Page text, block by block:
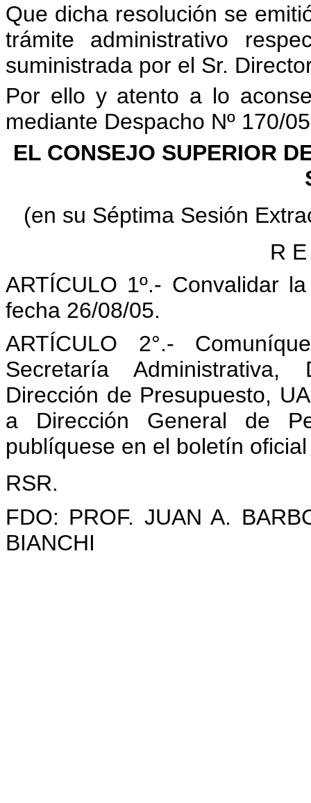
Que dicha resolución se
trámite administrativo
suministrada por el Sr.
Por ello y atento a lo
mediante Despacho Nº 170/
EL CONSEJO SUPERIOR
(en su Séptima Sesión
R
ARTÍCULO 1º.- Convalidar
fecha 26/08/05.
ARTÍCULO 2°.-
Secretaría
Dirección de Presupuesto,
a Dirección General de
publíquese en el boletín
RSR.
FDO: PROF. JUAN A.
BIANCHI